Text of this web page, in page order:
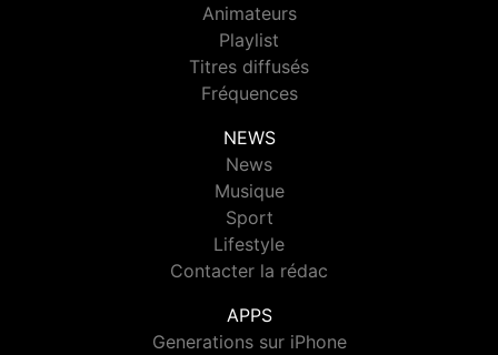
Animateurs
Playlist
Titres diffusés
Fréquences
NEWS
News
Musique
Sport
Lifestyle
Contacter la rédac
APPS
Generations sur iPhone